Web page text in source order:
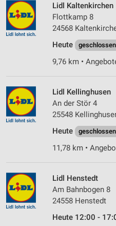
Lidl Kaltenkirchen
Flottkamp 8
24568
Heute
geschlossen
9,76 km •
Lidl Kellinghusen
An der Stör 4
25548
Heute
geschlossen
11,78 km •
Lidl Henstedt
Am Bahnbogen 8
24558 Henstedt
Heute 12:00 -